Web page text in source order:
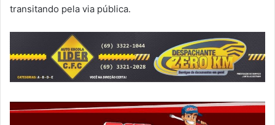
transitando pela via pública.